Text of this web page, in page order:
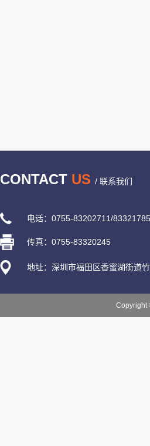
CONTACT US / 联系我们
电话：0755-83202711/
传真：0755-83320245
地址：深圳市福田区香蜜湖街道
Copyright